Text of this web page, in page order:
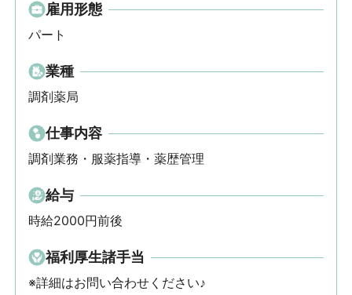
雇用形態
パート
業種
調剤薬局
仕事内容
調剤業務・服薬指導・薬歴管理
給与
時給2000円前後
福利厚生諸手当
※詳細はお問い合わせください♪